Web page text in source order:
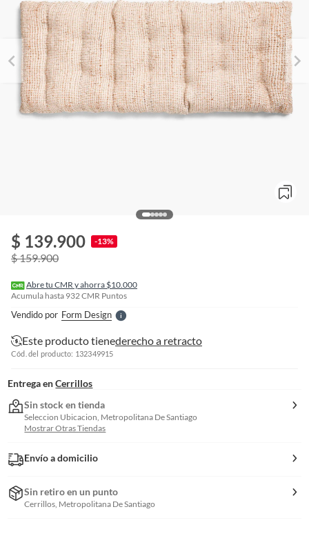
$ 139.900 -13%
$ 159.900
Abre tu CMR y ahorra $10.000
Acumula hasta 932CMR Puntos
Vendido por Form DesignS
l
l
I
n
Este producto tienederecho a retracto
Cód. del producto: 132349915
Entrega en Cerrillos
Sin stock en tienda
Seleccion Ubicacion, Metropolitana De Santiago
Mostrar Otras Tiendas
Envío a domicilio
Sin retiro en un punto
Cerrillos, Metropolitana De Santiago